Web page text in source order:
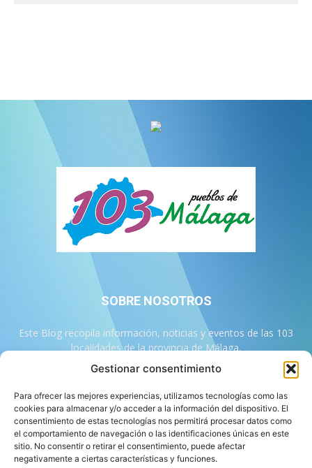
Gestionar consentimiento
Para ofrecer las mejores experiencias, utilizamos tecnologías como las
cookies para almacenar y/o acceder a la información del dispositivo. El
consentimiento de estas tecnologías nos permitirá procesar datos como
el comportamiento de navegación o las identificaciones únicas en este
sitio. No consentir o retirar el consentimiento, puede afectar
negativamente a ciertas características y funciones.
SOBRE NOSOTROS
Este Blog recopila información, noticias y eventos de las 103
localidades de la provincia de Málaga.
Contáctanos: info@103malaga.com
SÍGUENOS